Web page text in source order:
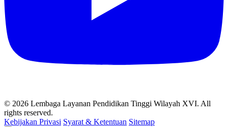
© 2026 Lembaga Layanan Pendidikan Tinggi Wilayah XVI. All
rights reserved.
Kebijakan Privasi Syarat & Ketentuan Sitemap